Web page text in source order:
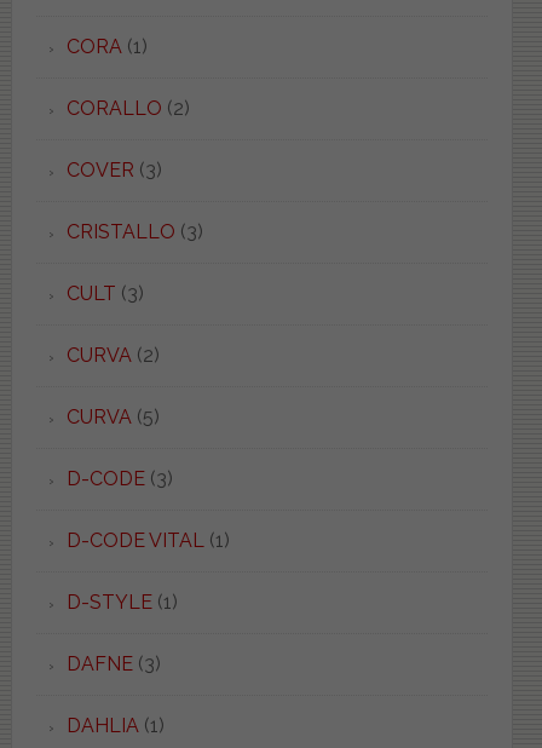
CORA(1)
CORALLO (2)
COVER (3)
CRISTALLO (3)
CULT (3)
CURVA(2)
CURVA(5)
D-CODE(3)
D-CODE VITAL(1)
D-STYLE(1)
DAFNE(3)
DAHLIA(1)